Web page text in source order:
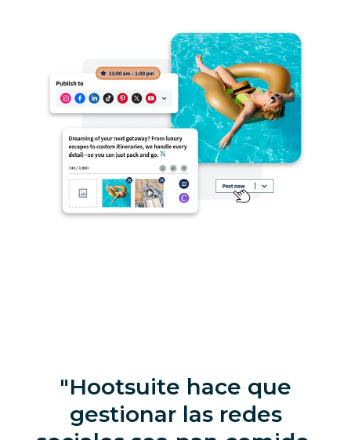
Hootsuite hace que
gestionar las redes